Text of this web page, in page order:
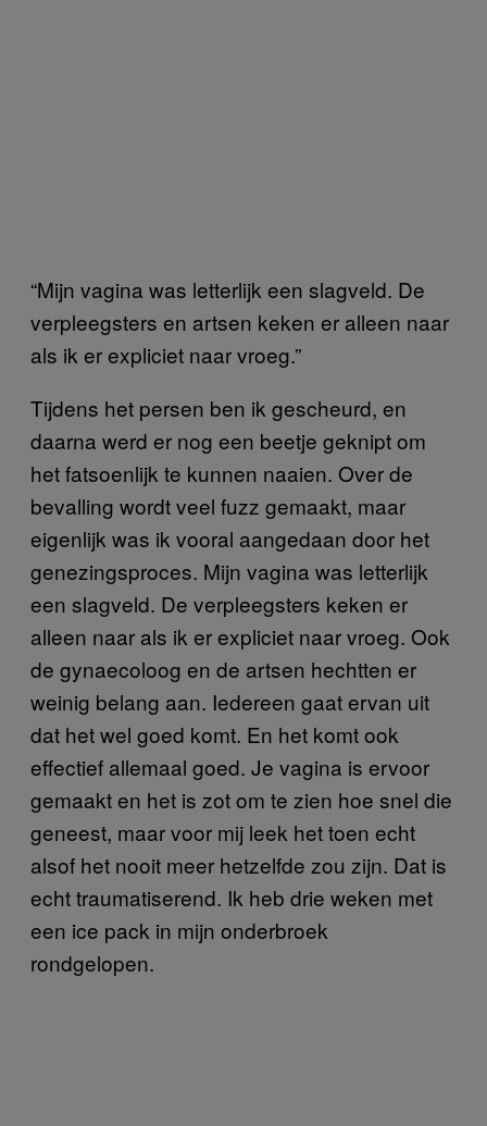
“Mijn vagina was letterlijk een slagveld. De
verpleegsters en artsen keken er alleen naar
als ik er expliciet naar vroeg.”
Tijdens het persen ben ik gescheurd, en
daarna werd er nog een beetje geknipt om
het fatsoenlijk te kunnen naaien. Over de
bevalling wordt veel fuzz gemaakt, maar
eigenlijk was ik vooral aangedaan door het
genezingsproces. Mijn vagina was letterlijk
een slagveld. De verpleegsters keken er
alleen naar als ik er expliciet naar vroeg. Ook
de gynaecoloog en de artsen hechtten er
weinig belang aan. Iedereen gaat ervan uit
dat het wel goed komt. En het komt ook
effectief allemaal goed. Je vagina is ervoor
gemaakt en het is zot om te zien hoe snel die
geneest, maar voor mij leek het toen echt
alsof het nooit meer hetzelfde zou zijn. Dat is
echt traumatiserend. Ik heb drie weken met
een ice pack in mijn onderbroek
rondgelopen.